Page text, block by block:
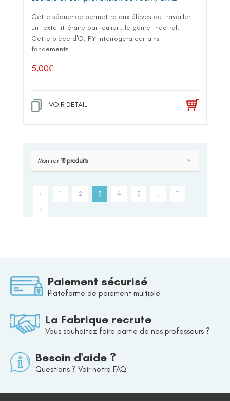
Cette séquence permettra aux élèves de travailler
un texte littéraire particulier : le genre théatral.
Cette pièce d'O. PY interrogera certains
fondements...
5,00€
VOIR DETAIL
Montrer 18 produits
1 2 3 4 5 11
Paiement sécurisé
Plateforme de paiement multiple
La Fabrique recrute
Vous souhaitez faire partie de nos professeurs ?
Besoin d'aide ?
Questions ? Voir notre FAQ